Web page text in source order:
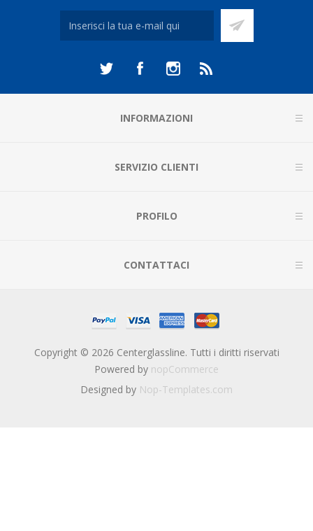
INFORMAZIONI
SERVIZIO CLIENTI
PROFILO
CONTATTACI
Copyright © 2026 Centerglassline. Tutti i diritti riservati
Powered by nopCommerce
Designed by Nop-Templates.com